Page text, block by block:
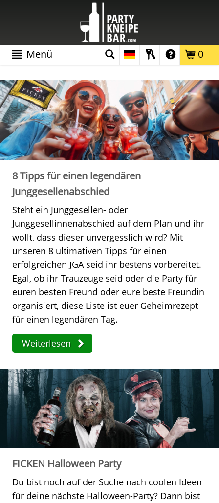
0
Menü
8 Tipps für einen legendären
Junggesellenabschied
Steht ein Junggesellen- oder
Junggesellinnenabschied auf dem Plan und ihr
wollt, dass dieser unvergesslich wird? Mit
unseren 8 ultimativen Tipps für einen
erfolgreichen JGA seid ihr bestens vorbereitet.
Egal, ob ihr Trauzeuge seid oder die Party für
euren besten Freund oder eure beste Freundin
organisiert, diese Liste ist euer Geheimrezept
für einen legendären Tag.
Weiterlesen
FICKEN Halloween Party
Du bist noch auf der Suche nach coolen Ideen
für deine nächste Halloween-Party? Dann bist